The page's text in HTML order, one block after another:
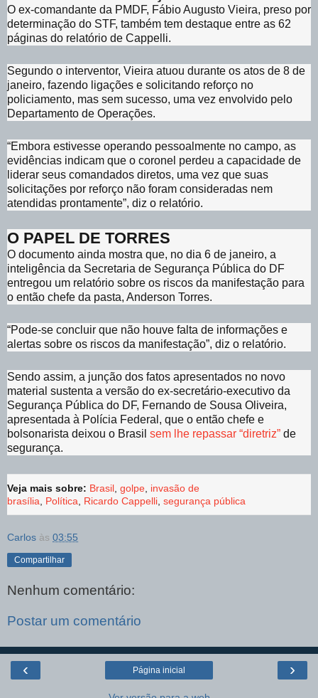
O ex-comandante da PMDF, Fábio Augusto Vieira, preso por
determinação do STF, também tem destaque entre as 62
páginas do relatório de Cappelli.
Segundo o interventor, Vieira atuou durante os atos de 8 de
janeiro, fazendo ligações e solicitando reforço no
policiamento, mas sem sucesso, uma vez envolvido pelo
Departamento de Operações.
“Embora estivesse operando pessoalmente no campo, as
evidências indicam que o coronel perdeu a capacidade de
liderar seus comandados diretos, uma vez que suas
solicitações por reforço não foram consideradas nem
atendidas prontamente”, diz o relatório.
O PAPEL DE TORRES
O documento ainda mostra que, no dia 6 de janeiro, a
inteligência da Secretaria de Segurança Pública do DF
entregou um relatório sobre os riscos da manifestação para
o então chefe da pasta, Anderson Torres.
“Pode-se concluir que não houve falta de informações e
alertas sobre os riscos da manifestação”, diz o relatório.
Sendo assim, a junção dos fatos apresentados no novo
material sustenta a versão do ex-secretário-executivo da
Segurança Pública do DF, Fernando de Sousa Oliveira,
apresentada à Polícia Federal, que o então chefe e
bolsonarista deixou o Brasil sem lhe repassar “diretriz” de
segurança.
Veja mais sobre: Brasil golpe invasão de
brasília
Política Ricardo Cappelli segurança pública
Carlos às 03:55
Compartilhar
Nenhum comentário:
Postar um comentário
‹ ›
Página inicial